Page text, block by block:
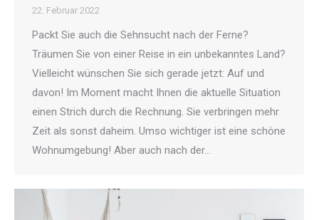
22. Februar 2022
Packt Sie auch die Sehnsucht nach der Ferne?
Träumen Sie von einer Reise in ein unbekanntes Land?
Vielleicht wünschen Sie sich gerade jetzt: Auf und
davon! Im Moment macht Ihnen die aktuelle Situation
einen Strich durch die Rechnung. Sie verbringen mehr
Zeit als sonst daheim. Umso wichtiger ist eine schöne
Wohnumgebung! Aber auch nach der…